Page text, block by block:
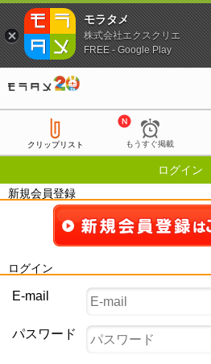
クリップリスト もうすぐ掲載
ログイン
新規会員登録
ログイン
E-mail
パスワード
モラタメ
株式会社エクスクリエ
FREE - Google Play